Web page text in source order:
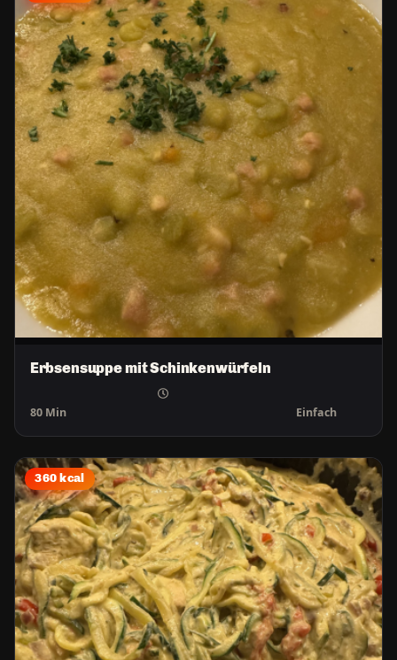
Erbsensuppe mit Schinkenwürfeln
80 Min Einfach
360 kcal